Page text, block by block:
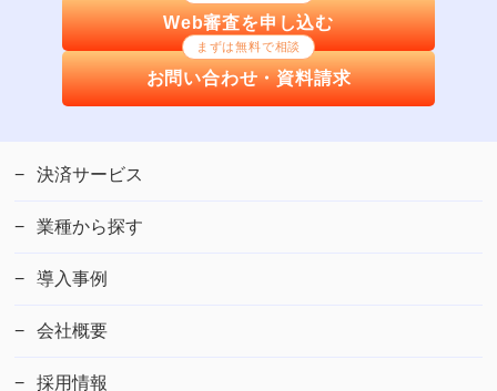
Web審査を申し込む
まずは無料で相談
お問い合わせ・資料請求
決済サービス
業種から探す
導入事例
会社概要
採用情報